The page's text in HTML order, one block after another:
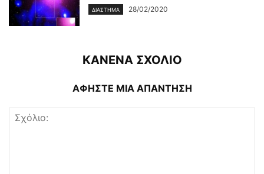
ΔΙΆΣΤΗΜΑ 28/02/2020
ΚΑΝΕΝΑ ΣΧΟΛΙΟ
ΑΦΗΣΤΕ ΜΙΑ ΑΠΑΝΤΗΣΗ